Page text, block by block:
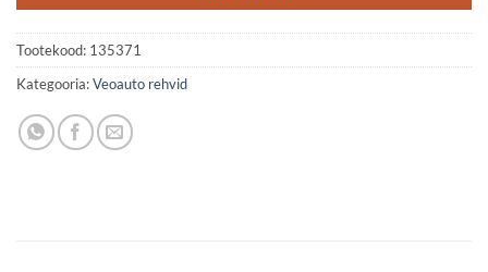
Tootekood: 135371
Kategooria:Veoauto rehvid